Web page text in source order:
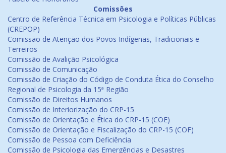
Comissões
Centro de Referência Técnica em Psicologia e Políticas Públicas
(CREPOP)
Comissão de Atenção dos Povos Indígenas, Tradicionais e
Terreiros
Comissão de Avalição Psicológica
Comissão de Comunicação
Comissão de Criação do Código de Conduta Ética do Conselho
Regional de Psicologia da 15ª Região
Comissão de Direitos Humanos
Comissão de Interiorização do CRP-15
Comissão de Orientação e Ética do CRP-15 (COE)
Comissão de Orientação e Fiscalização do CRP-15 (COF)
Comissão de Pessoa com Deficiência
Comissão de Psicologia das Emergências e Desastres